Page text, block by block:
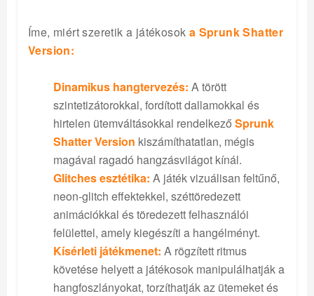
Íme, miért szeretik a játékosok a Sprunk Shatter
Version:
Dinamikus hangtervezés: A törött
szintetizátorokkal, fordított dallamokkal és
hirtelen ütemváltásokkal rendelkező Sprunk
Shatter Version kiszámíthatatlan, mégis
magával ragadó hangzásvilágot kínál.
Glitches esztétika: A játék vizuálisan feltűnő,
neon-glitch effektekkel, széttöredezett
animációkkal és töredezett felhasználói
felülettel, amely kiegészíti a hangélményt.
Kísérleti játékmenet: A rögzített ritmus
követése helyett a játékosok manipulálhatják a
hangfoszlányokat, torzíthatják az ütemeket és